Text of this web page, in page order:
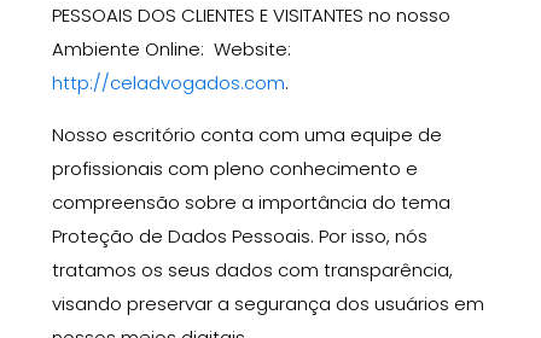
PESSOAIS DOS CLIENTES E VISITANTES no nosso
Ambiente Online: Website:
http://celadvogados.com.
Nosso escritório conta com uma equipe de
profissionais com pleno conhecimento e
compreensão sobre a importância do tema
Proteção de Dados Pessoais. Por isso, nós
tratamos os seus dados com transparência,
visando preservar a segurança dos usuários em